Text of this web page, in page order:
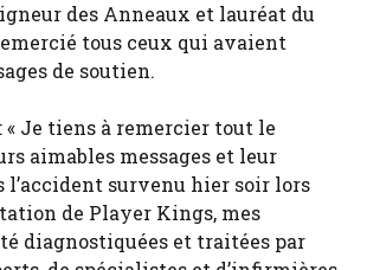
des Anneaux et lauréat du
tous ceux qui avaient
de soutien.
« Je tiens à remercier tout le
aimables messages et leur
l’accident survenu hier soir lors
de Player Kings, mes
diagnostiquées et traitées par